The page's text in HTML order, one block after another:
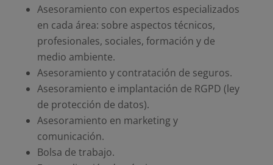
Asesoramiento con expertos especializados
en cada área: sobre aspectos técnicos,
profesionales, sociales, formación y de
medio ambiente.
Asesoramiento y contratación de seguros.
Asesoramiento e implantación de RGPD (ley
de protección de datos).
Asesoramiento en marketing y
comunicación.
Bolsa de trabajo.